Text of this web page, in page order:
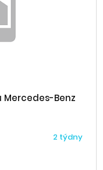
Benz
2 týdny